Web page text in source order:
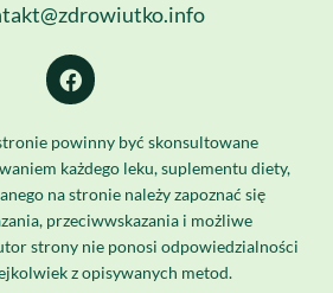
powinny być skonsultowane
każdego leku, suplementu diety,
na stronie należy zapoznać się
przeciwwskazania i możliwe
strony nie ponosi odpowiedzialności
z opisywanych metod.